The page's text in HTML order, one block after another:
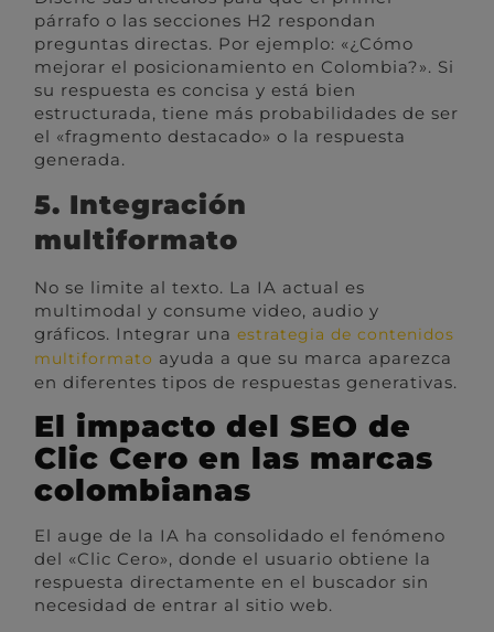
párrafo o las secciones H2 respondan
preguntas directas. Por ejemplo: «¿Cómo
mejorar el posicionamiento en Colombia?». Si
su respuesta es concisa y está bien
estructurada, tiene más probabilidades de ser
el «fragmento destacado» o la respuesta
generada.
5. Integración
multiformato
No se limite al texto. La IA actual es
multimodal y consume video, audio y
gráficos. Integrar unaestrategia de contenidos
multiformato ayuda a que su marca aparezca
en diferentes tipos de respuestas generativas.
El impacto del SEO de
Clic Cero en las marcas
colombianas
El auge de la IA ha consolidado el fenómeno
del «Clic Cero», donde el usuario obtiene la
respuesta directamente en el buscador sin
necesidad de entrar al sitio web.